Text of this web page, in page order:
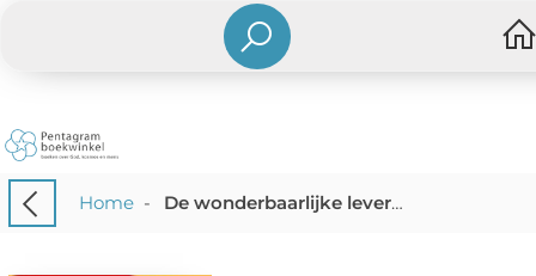
Home- De wonderbaarlijke lever- en galblaasreiniging